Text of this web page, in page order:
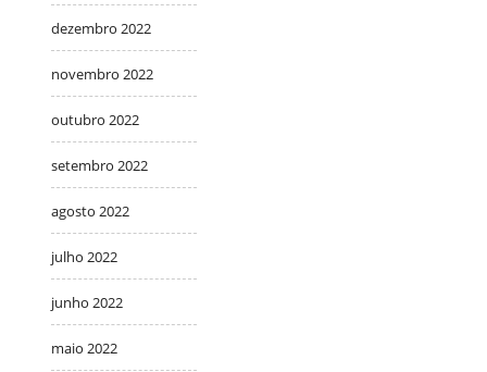
dezembro 2022
novembro 2022
outubro 2022
setembro 2022
agosto 2022
julho 2022
junho 2022
maio 2022